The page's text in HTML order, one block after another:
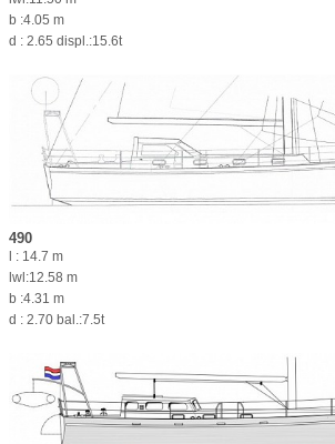
b :4.05 m
d : 2.65 displ.:15.6t
490
l : 14.7 m
lwl:12.58 m
b :4.31 m
d : 2.70 bal.:7.5t